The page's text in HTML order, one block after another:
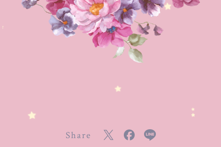
Share